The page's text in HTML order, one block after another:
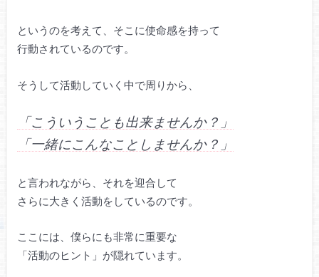
というのを考えて、そこに使命感を持って
行動されているのです。
そうして活動していく中で周りから、
「こういうことも出来ませんか？」
「一緒にこんなことしませんか？」
と言われながら、それを迎合して
さらに大きく活動をしているのです。
ここには、僕らにも非常に重要な
「活動のヒント」が隠れています。